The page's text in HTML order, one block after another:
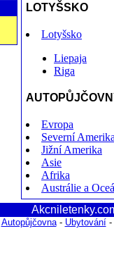
LOTYŠSKO
Lotyšsko
Liepaja
Riga
Evropa
Severní
Jižní Amerika
Asie
Afrika
Austrálie a
Autopůjčovna- Ubytování-